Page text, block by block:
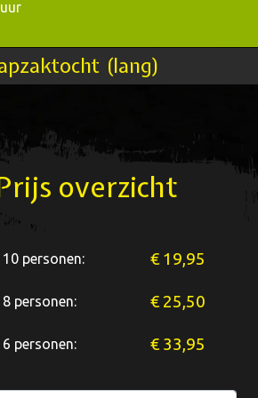
(lang)
overzicht
personen: € 19,95
personen: € 25,50
personen: € 33,95